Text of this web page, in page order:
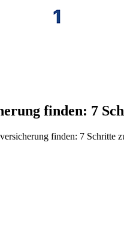
finden: 7
finden: 7 Schritte